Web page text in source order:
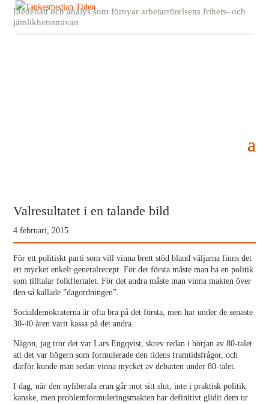
Idédebatt och analys som förnyar arbetarrörelsens frihets- och
jämlikhetssträvan
Valresultatet i en talande bild
4 februari, 2015
För ett politiskt parti som vill vinna brett stöd bland väljarna finns det
ett mycket enkelt generalrecept. För det första måste man ha en politik
som tilltalar folkflertalet. För det andra måste man vinna makten över
den så kallade ”dagordningen”.
Socialdemokraterna är ofta bra på det första, men har under de senaste
30-40 åren varit kassa på det andra.
Någon, jag tror det var Lars Engqvist, skrev redan i början av 80-talet
att det var högern som formulerade den tidens framtidsfrågor, och
därför kunde man sedan vinna mycket av debatten under 80-talet.
I dag, när den nyliberala eran går mot sitt slut, inte i praktisk politik
kanske, men problemformuleringsmakten har definitivt glidit dem ur